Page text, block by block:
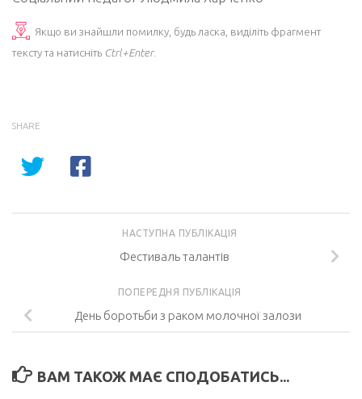
Якщо ви знайшли помилку, будь ласка, виділіть фрагмент
тексту та натисніть Ctrl+Enter.
SHARE
НАСТУПНА ПУБЛІКАЦІЯ
Фестиваль талантів
ПОПЕРЕДНЯ ПУБЛІКАЦІЯ
День боротьби з раком молочної залози
ВАМ ТАКОЖ МАЄ СПОДОБАТИСЬ...